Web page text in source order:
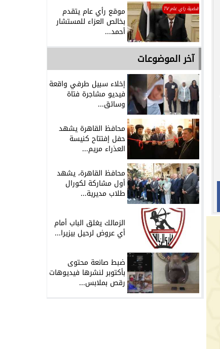
قضية راي عام TV موقع رأي عام يتقدم
بخالص العزاء للمستشار
أحمد...
آخر الموضوعات
إخلاء سبيل طرفي واقعة
فيديو مشاجرة فتاة
وسائق...
محافظ القاهرة يشهد
حفل إفتتاح كنيسة
العذراء مريم...
محافظ القاهرة، يشهد
أول مشاركة لكورال
طلاب مديرية...
الزمالك يغلق الباب أمام
أي عروض لرحيل بيزيرا...
ضبط صانعة محتوى
بأكتوبر لنشرها فيديوهات
رقص بملابس...